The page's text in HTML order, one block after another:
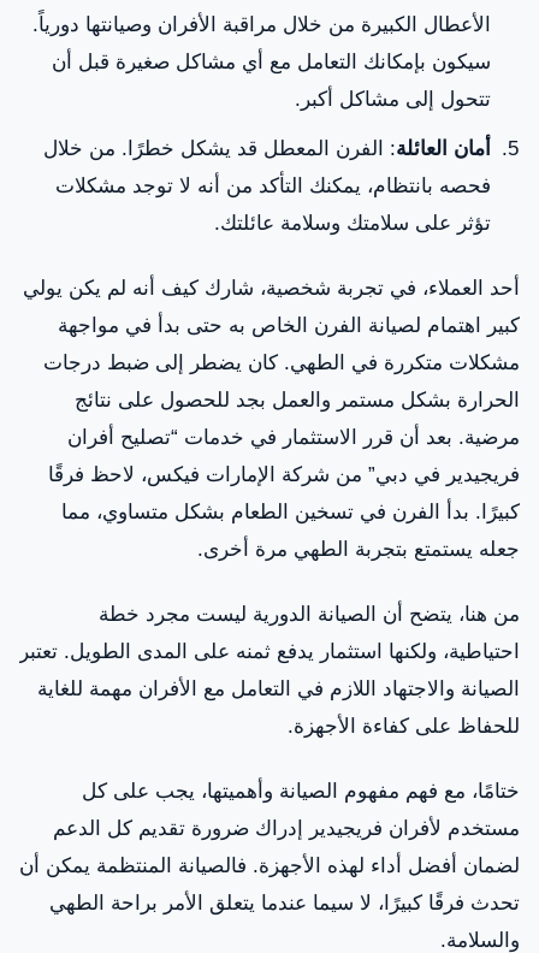
الأعطال الكبيرة من خلال مراقبة الأفران وصيانتها دورياً.
سيكون بإمكانك التعامل مع أي مشاكل صغيرة قبل أن
تتحول إلى مشاكل أكبر.
أمان العائلة: الفرن المعطل قد يشكل خطرًا. من خلال
فحصه بانتظام، يمكنك التأكد من أنه لا توجد مشكلات
تؤثر على سلامتك وسلامة عائلتك.
أحد العملاء، في تجربة شخصية، شارك كيف أنه لم يكن يولي
كبير اهتمام لصيانة الفرن الخاص به حتى بدأ في مواجهة
مشكلات متكررة في الطهي. كان يضطر إلى ضبط درجات
الحرارة بشكل مستمر والعمل بجد للحصول على نتائج
مرضية. بعد أن قرر الاستثمار في خدمات “تصليح أفران
فريجيدير في دبي” من شركة الإمارات فيكس، لاحظ فرقًا
كبيرًا. بدأ الفرن في تسخين الطعام بشكل متساوي، مما
جعله يستمتع بتجربة الطهي مرة أخرى.
من هنا، يتضح أن الصيانة الدورية ليست مجرد خطة
احتياطية، ولكنها استثمار يدفع ثمنه على المدى الطويل. تعتبر
الصيانة والاجتهاد اللازم في التعامل مع الأفران مهمة للغاية
للحفاظ على كفاءة الأجهزة.
ختامًا، مع فهم مفهوم الصيانة وأهميتها، يجب على كل
مستخدم لأفران فريجيدير إدراك ضرورة تقديم كل الدعم
لضمان أفضل أداء لهذه الأجهزة. فالصيانة المنتظمة يمكن أن
تحدث فرقًا كبيرًا، لا سيما عندما يتعلق الأمر براحة الطهي
والسلامة.